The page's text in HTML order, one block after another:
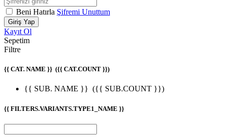
Beni Hatırla Şifremi Unuttum
Giriş Yap
Kayıt Ol
Sepetim
Filtre
{{ CAT. NAME }} ({{ CAT.COUNT }})
{{ SUB. NAME }} ({{ SUB.COUNT }})
{{ FILTERS.VARIANTS.TYPE1_NAME }}